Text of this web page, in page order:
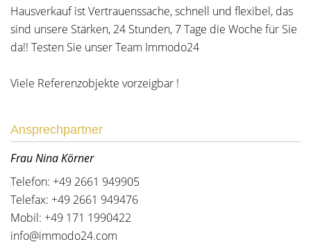
Hausverkauf ist Vertrauenssache, schnell und flexibel, das
sind unsere Stärken, 24 Stunden, 7 Tage die Woche für Sie
da!! Testen Sie unser Team Immodo24
Viele Referenzobjekte vorzeigbar !
Ansprechpartner
Frau Nina Körner
Telefon: +49 2661 949905
Telefax: +49 2661 949476
Mobil: +49 171 1990422
info@immodo24.com